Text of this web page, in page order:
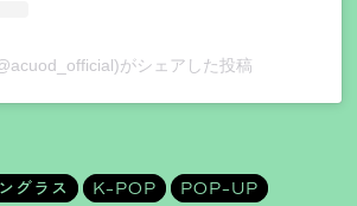
がシェアした投稿
グラス K-POP POP-UP